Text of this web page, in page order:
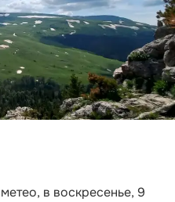
, в воскресенье, 9